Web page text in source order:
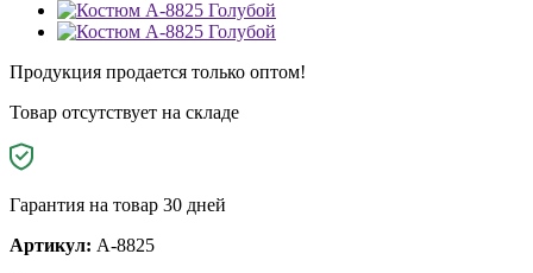
Продукция продается только оптом!
Товар отсутствует на складе
Гарантия на товар 30 дней
Артикул: A-8825